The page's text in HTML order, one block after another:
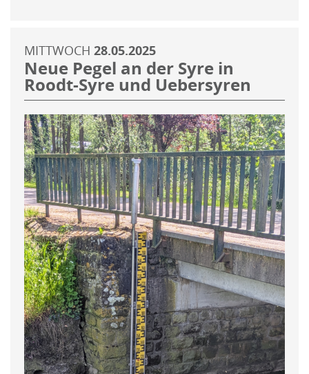
MITTWOCH 28.05.2025
Neue Pegel an der Syre in
Roodt-Syre und Uebersyren